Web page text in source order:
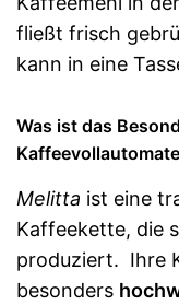
Technische Details
Maße
Material Gehäuse
Material Mahlwerk
Mahlwerktyp
Farbe
Leistung
Druck
fließt frisch
kann in eine
Was ist das
Melitta ist eine
Kaffeekette, die
produziert. Ihre
besonders